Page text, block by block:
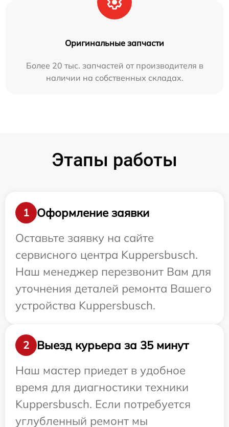
Оригинальные запчасти
Более 20 тыс. запчастей от производителя в
наличии на собственных складах.
Этапы работы
1
Оформление заявки
Оставьте заявку на сайте
сервисного центра Kuppersbusch.
Наш менеджер перезвонит Вам для
уточнения деталей ремонта Вашего
устройства Kuppersbusch.
2
Выезд курьера за 35 минут
Наш мастер приедет в удобное
время для диагностики техники
Kuppersbusch. Если потребуется
углубленный ремонт мы